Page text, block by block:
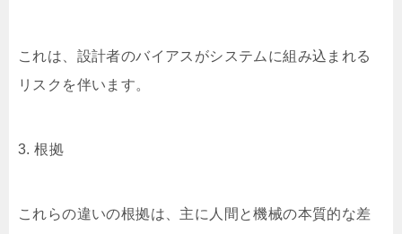
これは、設計者のバイアスがシステムに組み込まれる
リスクを伴います。
3. 根拠
これらの違いの根拠は、主に人間と機械の本質的な差